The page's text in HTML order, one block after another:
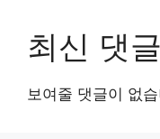
최신 댓글
보여줄 댓글이 없